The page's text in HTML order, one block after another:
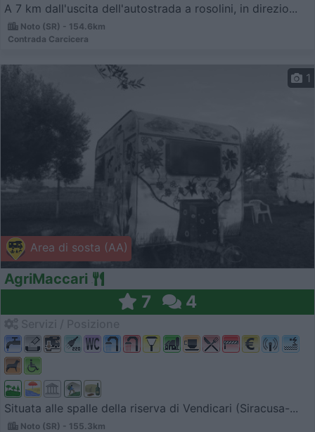
A 7 km dall'uscita dell'autostrada a rosolini, in direzio...
Noto (SR) - 154.6km
Contrada Carcicera
Area di sosta (AA)
1
AgriMaccari
7 4
Situata alle spalle della riserva di Vendicari (Siracusa-...
Noto (SR) - 155.3km